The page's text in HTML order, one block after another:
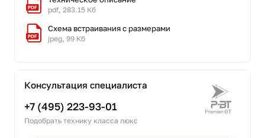
pdf, 283.15 Кб
Схема встраивания с размерами
jpeg, 99 Кб
Консультация специалиста
+7 (495) 223-93-01
Подобрать технику класса люкс